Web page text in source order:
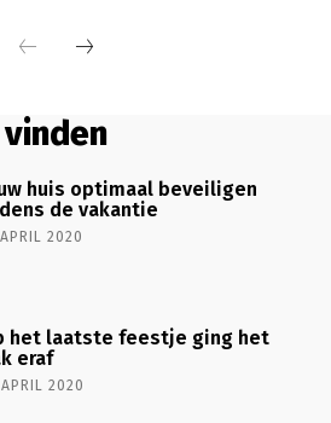
huis optimaal beveiligen
de vakantie
2020
het laatste feestje ging het
eraf
2020